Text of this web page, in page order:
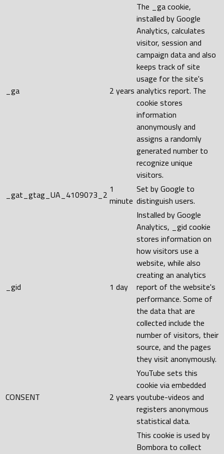
_ga 2 years
The _ga cookie,
installed by Google
Analytics, calculates
visitor, session and
campaign data and also
keeps track of site
usage for the site's
analytics report. The
cookie stores
information
anonymously and
assigns a randomly
generated number to
recognize unique
visitors.
_gat_gtag_UA_4109073_2 1
minute
Set by Google to
distinguish users.
_gid 1 day
Installed by Google
Analytics, _gid cookie
stores information on
how visitors use a
website, while also
creating an analytics
report of the website's
performance. Some of
the data that are
collected include the
number of visitors, their
source, and the pages
they visit anonymously.
CONSENT 2 years
YouTube sets this
cookie via embedded
youtube-videos and
registers anonymous
statistical data.
This cookie is used by
Bombora to collect